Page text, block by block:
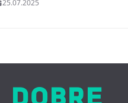
25.07.2025